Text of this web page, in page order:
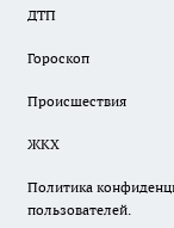
ДТП
Гороскоп
Происшествия
ЖКХ
Политика
пользователей.